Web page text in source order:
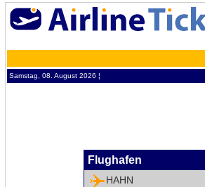
Samstag, 08. August 2026 ¦
Flughafen
HAHN